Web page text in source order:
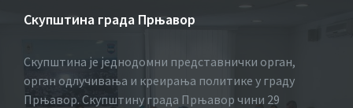
Скупштина града Прњавор
Скупштина је једнодомни представнички орган,
орган одлучивања и креирања политике у граду
Прњавор. Скупштину града Прњавор чини 29